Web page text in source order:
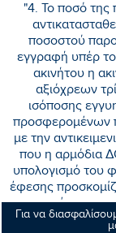
Για να
"4. Το ποσό
ποσοστού
εγγραφή υπέρ
ακινήτου η
αξιόχρεων
ισόποσης
προσφερομένων
με την
που η αρμόδια
υπολογισμό του
έφεσης
μέχρι την